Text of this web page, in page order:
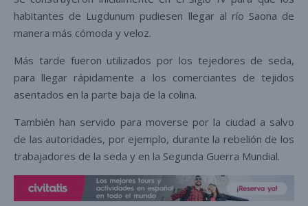
habitantes de Lugdunum pudiesen llegar al río Saona de
manera más cómoda y veloz.
Más tarde fueron utilizados por los tejedores de seda,
para llegar rápidamente a los comerciantes de tejidos
asentados en la parte baja de la colina.
También han servido para moverse por la ciudad a salvo
de las autoridades, por ejemplo, durante la rebelión de los
trabajadores de la seda y en la Segunda Guerra Mundial.